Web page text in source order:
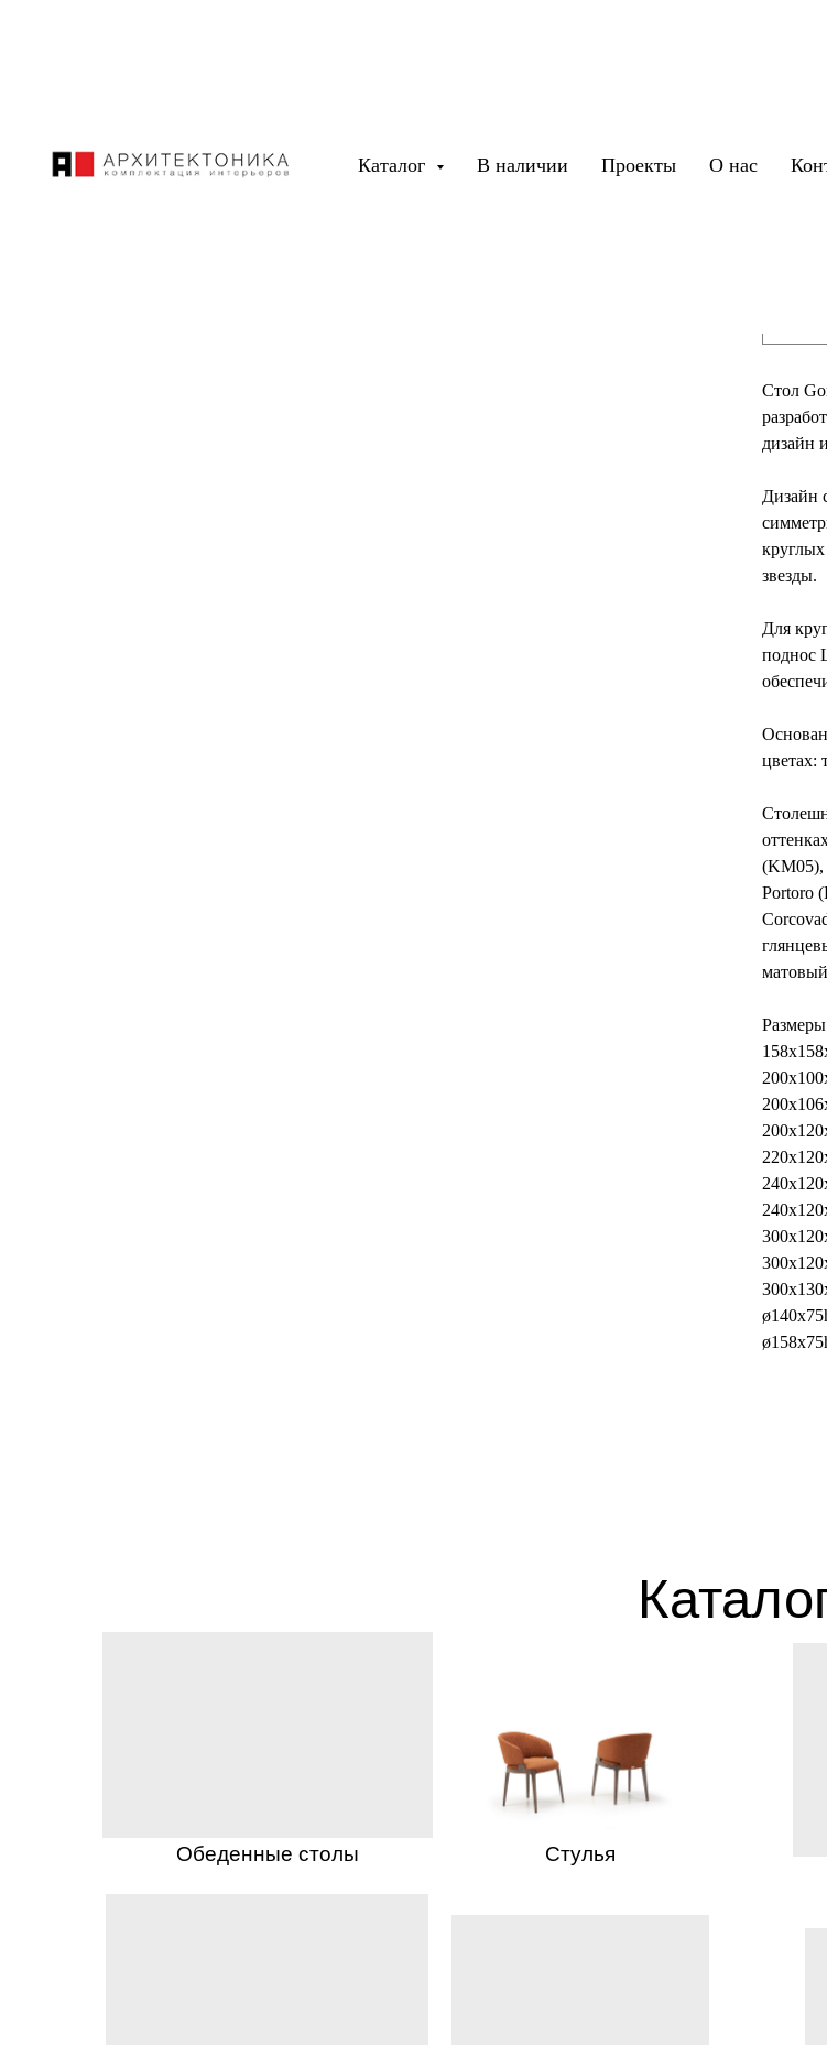
Каталог В наличии Проекты О нас
Стол
дизайн
Дизайн
звезды.
Для
поднос
цветах:
(KM05),
Portoro
Обеденные столы Стулья